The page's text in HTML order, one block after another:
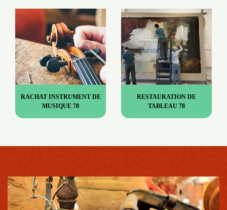
RACHAT INSTRUMENT DE
MUSIQUE 78
RESTAURATION DE
TABLEAU 78